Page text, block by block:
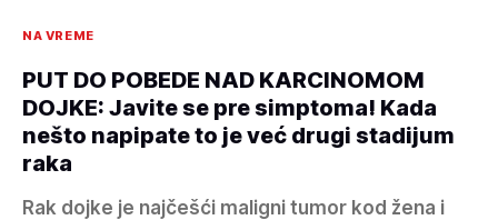
NA VREME
PUT DO POBEDE NAD KARCINOMOM
DOJKE: Javite se pre simptoma! Kada
nešto napipate to je već drugi stadijum
raka
Rak dojke je najčešći maligni tumor kod žena i